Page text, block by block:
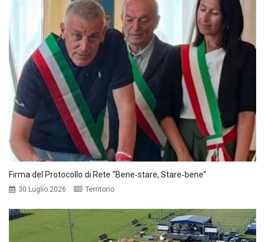
Firma del Protocollo di Rete “Bene‑stare, Stare‑bene”
30 Luglio 2026 Territorio